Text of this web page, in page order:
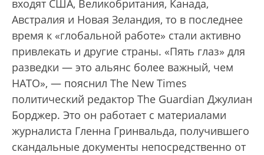
входят США, Великобритания, Канада,
Австралия и Новая Зеландия, то в последнее
время к «глобальной работе» стали активно
привлекать и другие страны. «Пять глаз» для
разведки — это альянс более важный, чем
НАТО», — пояснил The New Times
политический редактор The Guardian Джулиан
Борджер. Это он работает с материалами
журналиста Гленна Гринвальда, получившего
скандальные документы непосредственно от